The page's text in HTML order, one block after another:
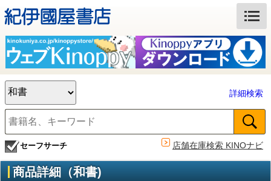
詳細検索
セーフサーチ 店舗在庫検索 KINOナビ
商品詳細（和書)